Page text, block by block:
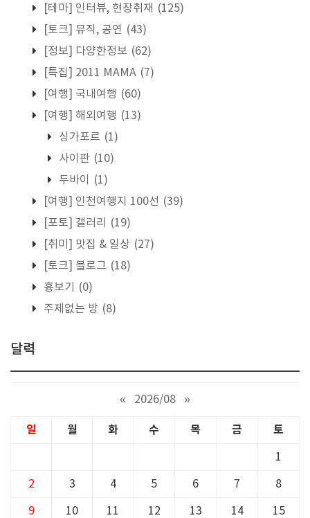
[테마] 인터뷰, 현장취재 (125)
[토크] 뮤직, 공연 (43)
[정보] 다양한정보 (62)
[특집] 2011 MAMA (7)
[여행] 국내여행 (60)
[여행] 해외여행 (13)
싱가포르 (1)
사이판 (10)
두바이
(1)
[여행] 인천여행지 100선 (39)
[포토] 갤러리
(19)
[취미] 맛집 & 일상 (27)
[토크] 블로그 (18)
흉보기
(0)
주제없는 방 (8)
달력
« 2026/08 »
일 월 화 수 목 금 토
1
2 3 4 5 6 7 8
9 10 11 12 13 14 15